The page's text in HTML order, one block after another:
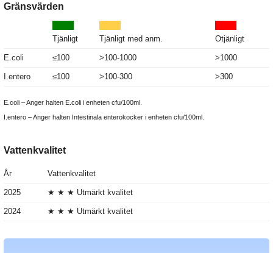
Gränsvärden
Tjänligt Tjänligt med anm. Otjänligt
E.coli ≤100 >100-1000 >1000
I.entero ≤100 >100-300 >300
E.coli – Anger halten E.coli i enheten cfu/100ml.
I.entero – Anger halten Intestinala enterokocker i enheten cfu/100ml.
Vattenkvalitet
År Vattenkvalitet
2025 ★ ★ ★ Utmärkt kvalitet
2024 ★ ★ ★ Utmärkt kvalitet